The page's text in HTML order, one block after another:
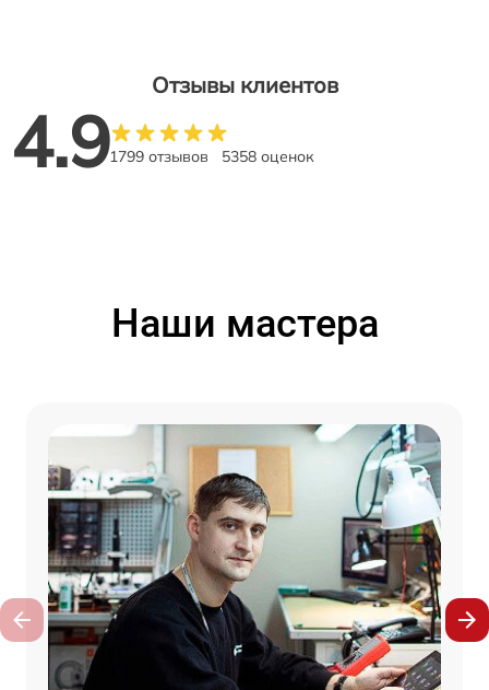
Отзывы клиентов
4.91799 отзывов 5358 оценок
Наши мастера